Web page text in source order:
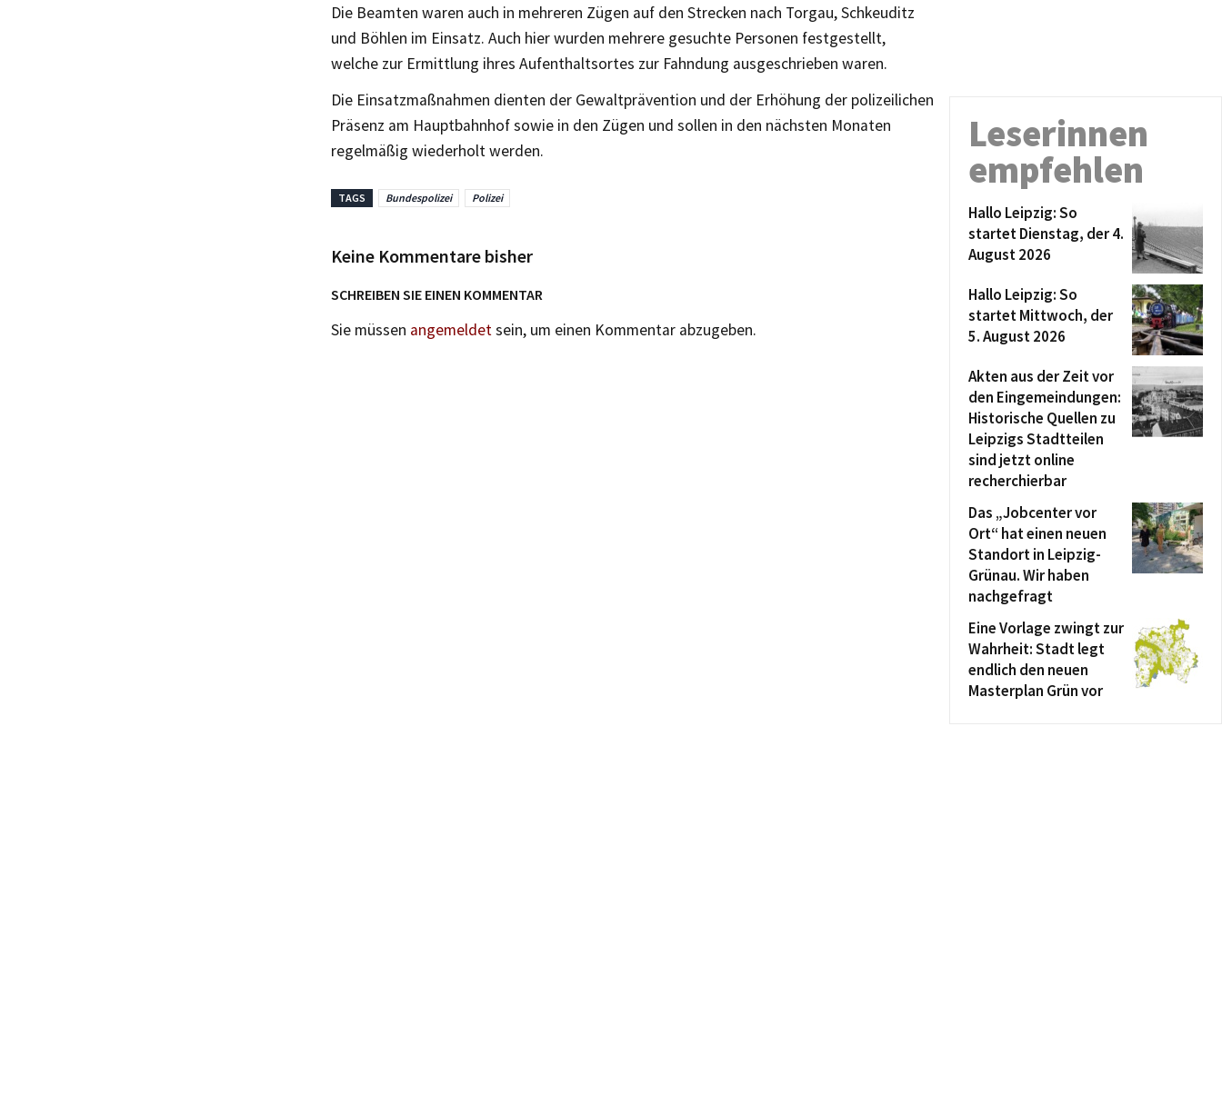
Die Beamten waren auch in mehreren Zügen auf den Strecken nach Torgau, Schkeuditz
und Böhlen im Einsatz. Auch hier wurden mehrere gesuchte Personen festgestellt,
welche zur Ermittlung ihres Aufenthaltsortes zur Fahndung ausgeschrieben waren.
Die Einsatzmaßnahmen dienten der Gewaltprävention und der Erhöhung der polizeilichen
Präsenz am Hauptbahnhof sowie in den Zügen und sollen in den nächsten Monaten
regelmäßig wiederholt werden.
TAGS Bundespolizei Polizei
Keine Kommentare bisher
SCHREIBEN SIE EINEN KOMMENTAR
Sie müssen angemeldetsein, um einen Kommentar abzugeben.
Leserinnen
empfehlen
Hallo Leipzig: So
startet Dienstag, der 4.
August 2026
Hallo Leipzig: So
startet Mittwoch, der
5. August 2026
Akten aus der Zeit vor
den Eingemeindungen:
Historische Quellen zu
Leipzigs Stadtteilen
sind jetzt online
recherchierbar
Das „Jobcenter vor
Ort“ hat einen neuen
Standort in Leipzig-
Grünau. Wir haben
nachgefragt
Eine Vorlage zwingt zur
Wahrheit: Stadt legt
endlich den neuen
Masterplan Grün vor